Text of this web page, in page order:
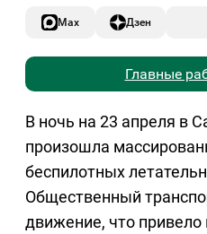
Max Дзен
Главные
В ночь на 23 апреля в
произошла
беспилотных
Общественный
движение, что привело